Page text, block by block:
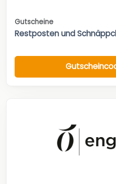
Gutscheine
Restposten und